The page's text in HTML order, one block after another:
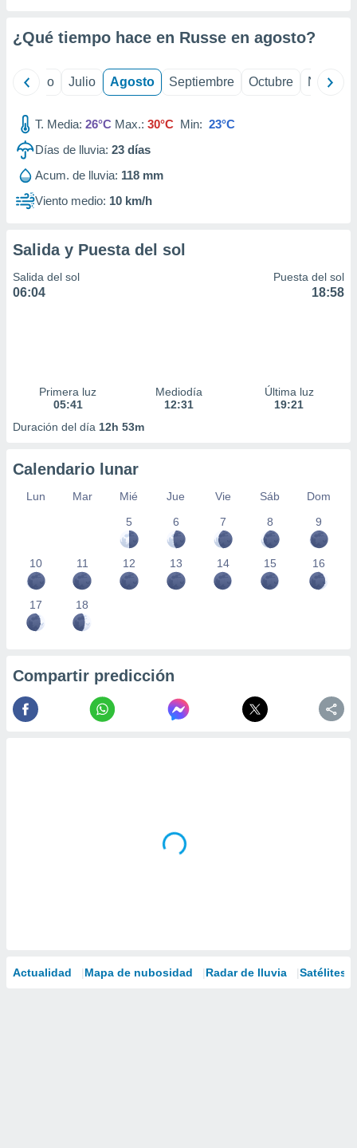
mediante
publicidad
1199
¿Qué tiempo hace en Russe en agosto?
Junio Julio Agosto Septiembre Octubre
T. Media: 26°C Max.: 30°C Min: 23°C
Días de lluvia: 23 días
Acum. de lluvia: 118 mm
Viento medio: 10 km/h
Salida y Puesta del sol
Salida del sol
06:04
Puesta del sol
18:58
Primera luz
05:41
Mediodía
12:31
Última luz
19:21
Duración del día 12h 53m
Calendario lunar
Lun Mar Mié Jue Vie Sáb
Dom
5
6 7 8 9
10 11 12 13 14 15 16
17 18
Compartir predicción
Actualidad Mapa de nubosidad Radar de lluvia Satélites